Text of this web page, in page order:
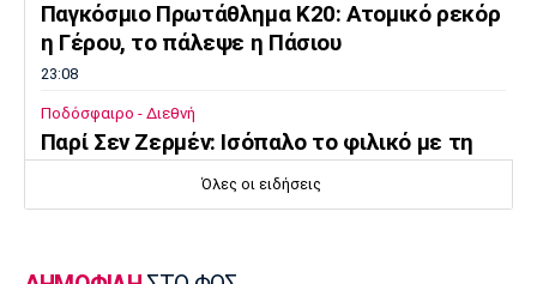
Παγκόσμιο Πρωτάθλημα Κ20: Ατομικό ρεκόρ
η Γέρου, το πάλεψε η Πάσιου
23:08
Ποδόσφαιρο - Διεθνή
Παρί Σεν Ζερμέν: Ισόπαλο το φιλικό με τη
Μάντσεστερ Γιουνάιτεντ
Σκωτία: «Δύο στα δύο» η Σεντ Μίρεν, πρώτη
Όλες οι ειδήσεις